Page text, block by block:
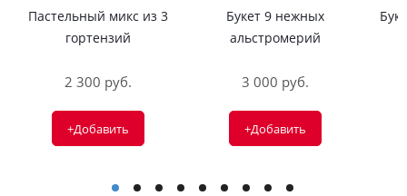
Пастельный микс из 3
гортензий
2 300 руб.
+Добавить
Букет 9 нежных
альстромерий
3 000 руб.
+Добавить